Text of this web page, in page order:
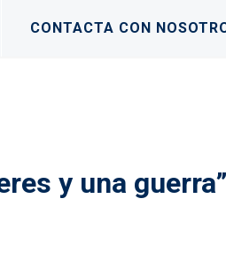
CONTACTA CON
y una